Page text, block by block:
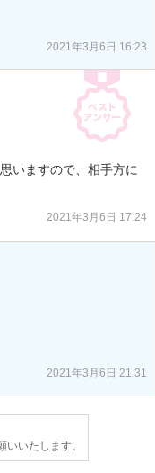
2021年3月6日 16:23
いますので、相手方に
2021年3月6日 17:24
2021年3月6日 21:31
いたします。